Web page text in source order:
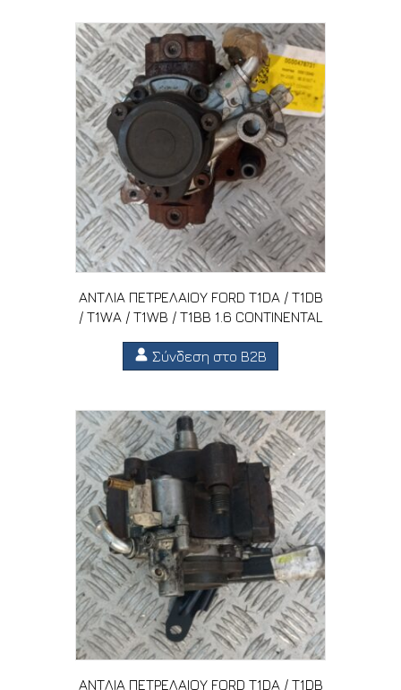
ΑΝΤΛΙΑ ΠΕΤΡΕΛΑΙΟΥ FORD T1DA / T1DB
/ T1WA / T1WB / T1BB 1.6 CONTINENTAL
Σύνδεση στο B2B
ΑΝΤΛΙΑ ΠΕΤΡΕΛΑΙΟΥ FORD T1DA / T1DB